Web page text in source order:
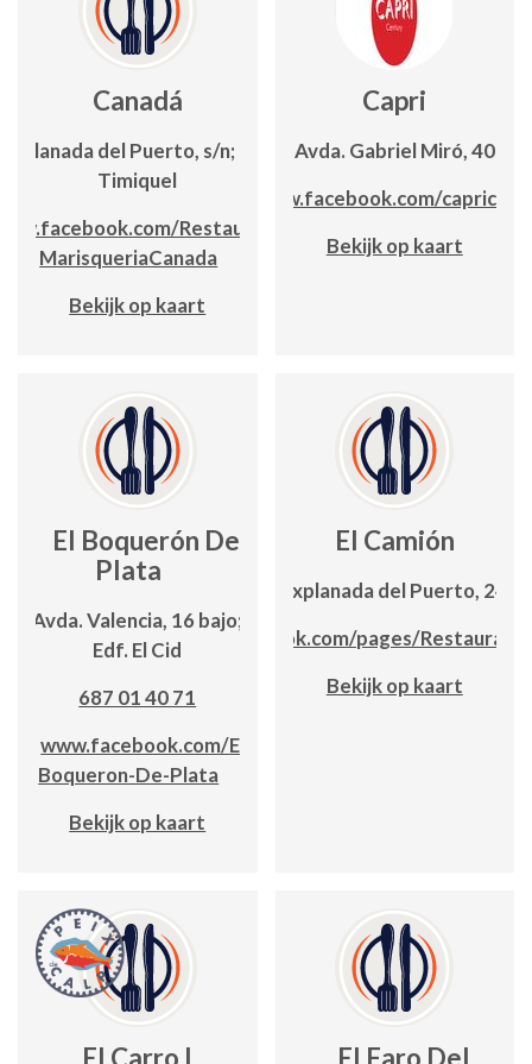
Canadá
Explanada del Puerto, s/n; Edf.
Timiquel
Restaurante-
MarisqueriaCanada
Bekijk op kaart
Capri
Avda. Gabriel Miró, 40
www.facebook.com/
Bekijk op kaart
El Boquerón De
Plata
Avda. Valencia, 16 bajo;
Edf. El Cid
687 01 40 71
www.facebook.com/El-
Boqueron-De-Plata
Bekijk op kaart
El Camión
Explanada del Puerto, 24
www.facebook.com/pages/
Bekijk op kaart
El Carro I El Faro Del